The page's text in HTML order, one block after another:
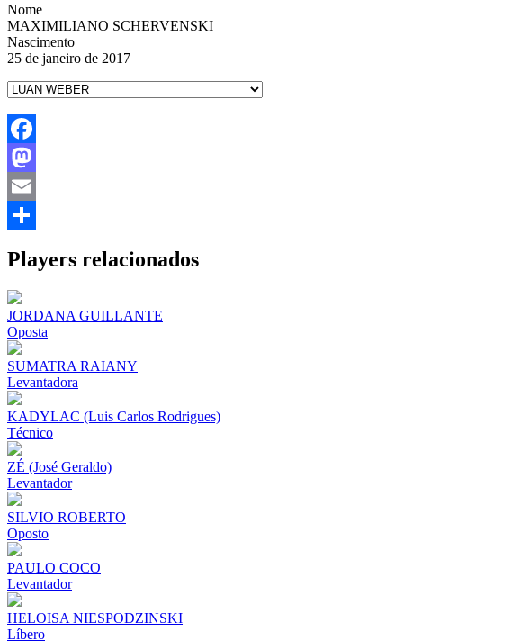
Nome
MAXIMILIANO SCHERVENSKI
Nascimento
25 de janeiro de 2017
Facebook
Mastodon
Email
Players relacionados
JORDANA GUILLANTE
Oposta
SUMATRA RAIANY
Levantadora
KADYLAC (Luis Carlos Rodrigues)
Técnico
ZÉ (José Geraldo)
Levantador
SILVIO ROBERTO
Oposto
PAULO COCO
Levantador
HELOISA NIESPODZINSKI
Líbero